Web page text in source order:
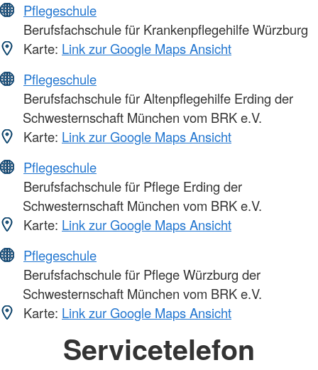
Pflegeschule
Berufsfachschule für Krankenpflegehilfe Würzburg
Karte: Link zur Google Maps Ansicht
Pflegeschule
Berufsfachschule für Altenpflegehilfe Erding der
Schwesternschaft München vom BRK e.V.
Karte: Link zur Google Maps Ansicht
Pflegeschule
Berufsfachschule für Pflege Erding der
Schwesternschaft München vom BRK e.V.
Karte: Link zur Google Maps Ansicht
Pflegeschule
Berufsfachschule für Pflege Würzburg der
Schwesternschaft München vom BRK e.V.
Karte: Link zur Google Maps Ansicht
Servicetelefon